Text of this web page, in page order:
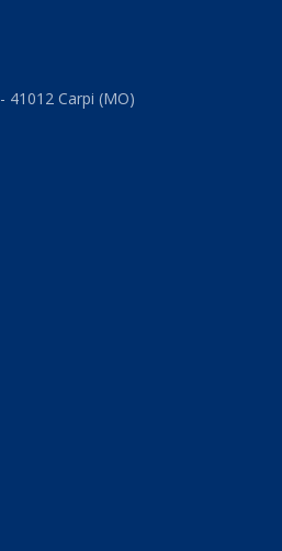
41012 Carpi (MO)